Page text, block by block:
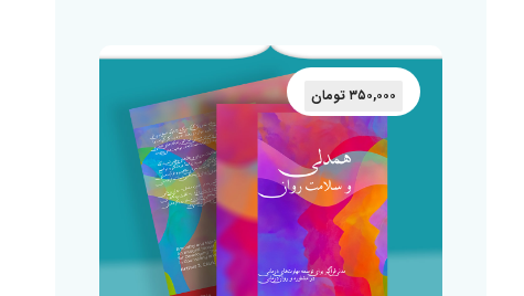
۳۵۰,۰۰۰ تومان